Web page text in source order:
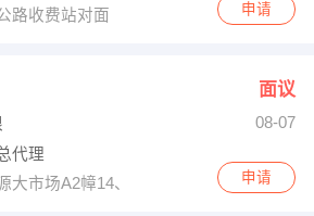
技术员/工程师
路收费站对面
申请
面议
08-07
代理
大市场A2幛14、15号
申请